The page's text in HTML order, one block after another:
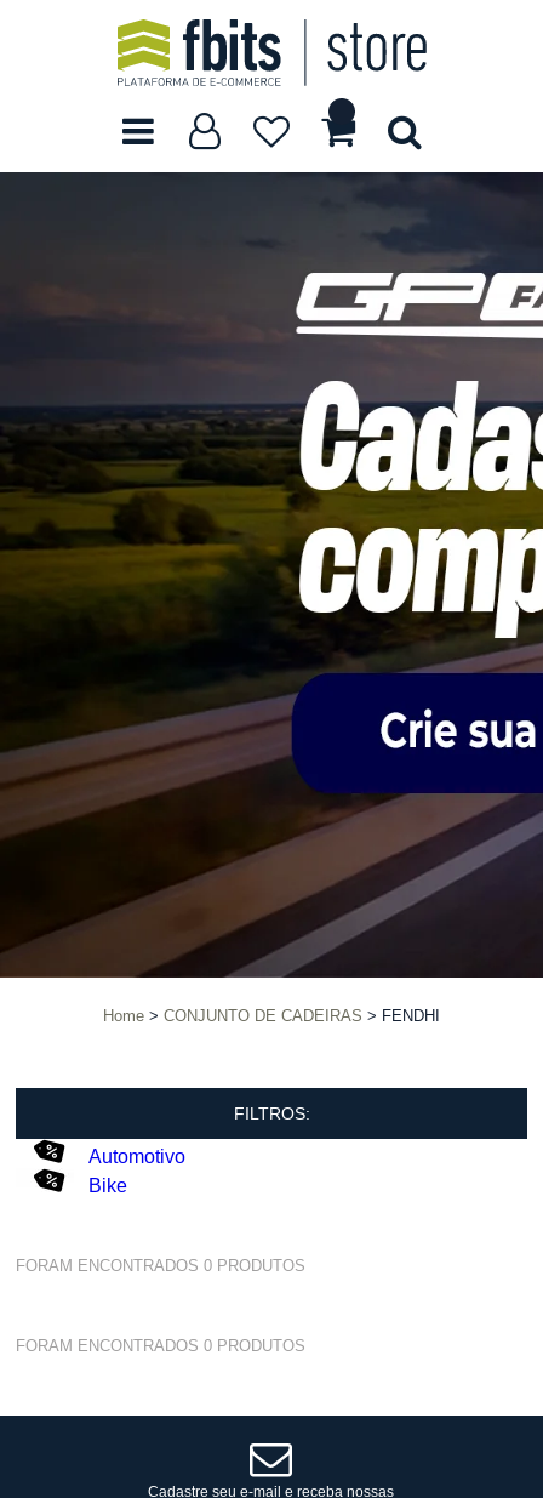
Home CONJUNTO DE CADEIRAS FENDHI
FILTROS:
Automotivo
Bike
FORAM ENCONTRADOS0 PRODUTOS
FORAM ENCONTRADOS0 PRODUTOS
Cadastre seu e-mail e receba nossas